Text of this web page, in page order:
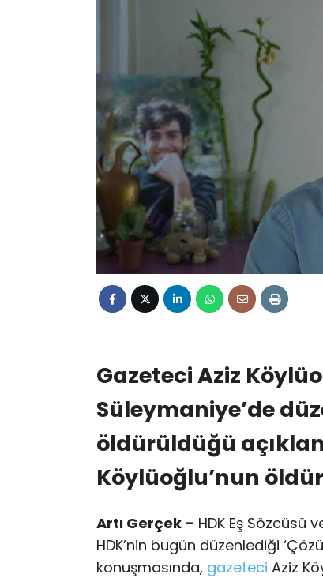
Gazeteci Aziz
Süleymaniye’de
öldürüldüğü
Köylüoğlu’nun
Artı Gerçek – HDK Eş Sözcüsü
HDK’nin bugün düzenlediği
konuşmasında, gazeteci Aziz